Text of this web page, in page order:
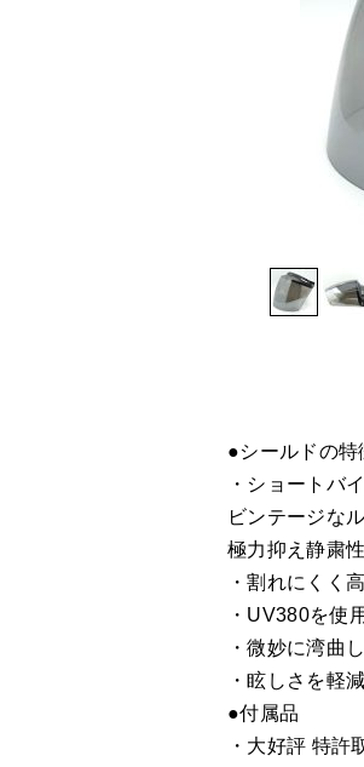
●シールドの特
・ショートバ
ビンテージな
極力抑え静粛
・割れにくく
・UV380を使
・微妙に湾曲
・眩しさを軽
●付属品
・大好評 特許